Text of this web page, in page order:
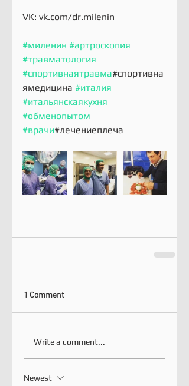
VK: vk.com/dr.milenin
#миленин #артроскопия
#травматология
#спортивнаятравма#спортивна
ямедицина #италия
#итальянскаякухня
#обменопытом
#врачи#лечениеплеча
1 Comment
Write a comment...
Newest